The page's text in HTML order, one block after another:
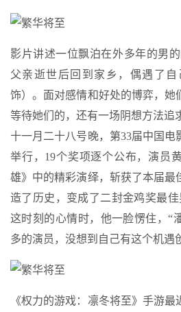
影片讲述一位飘泊在外多年的男
父亲逝世后回到家乡，偶遇了
饰）。面对感情和好处的博弈，她
等待她们的，还有一场阴想方法追
十一月二十八号晚，第33届中国电
举行，19个奖项逐个公布，演员
雄》中的精彩演绎，斩获了本届最
造了历史，变成了二封金鸡奖最
这时刻的心情时，他一脸愣住，“
多的演员，没想到自己有这个机遇
《权力的游戏：凛冬将至》手游